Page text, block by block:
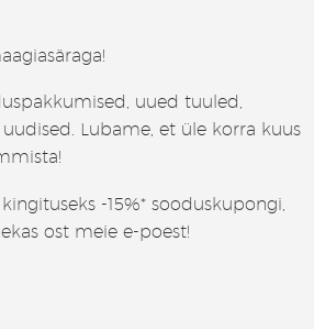
uued tuuled,
Lubame, et üle korra kuus
-15%* sooduskupongi,
ost meie e-poest!